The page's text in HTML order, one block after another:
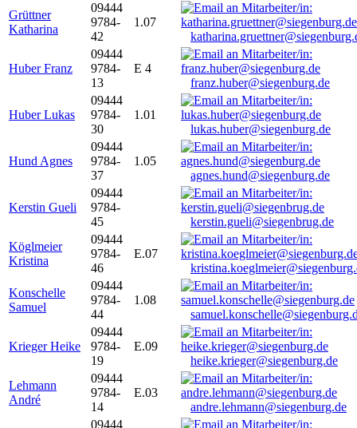
Grüttner
Katharina
09444
9784-
42
1.07
Huber Franz
09444
9784-
13
E 4
franz.huber@siegenburg.de
Huber Lukas
09444
9784-
30
1.01
lukas.huber@siegenburg.de
Hund Agnes
09444
9784-
37
1.05
agnes.hund@siegenburg.de
Kerstin Gueli
09444
9784-
45
kerstin.gueli@siegenbrug.de
Köglmeier
Kristina
09444
9784-
46
E.07
Konschelle
Samuel
09444
9784-
44
1.08
Krieger Heike
09444
9784-
19
E.09
heike.krieger@siegenburg.de
Lehmann
André
09444
9784-
14
E.03
andre.lehmann@siegenburg.de
09444